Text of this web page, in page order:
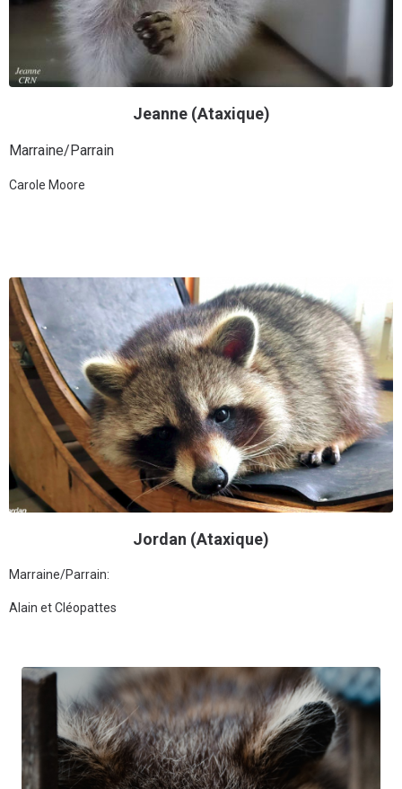
Jeanne (Ataxique)
Marraine/Parrain
Carole Moore
Jordan (Ataxique)
Marraine/Parrain:
Alain et Cléopattes